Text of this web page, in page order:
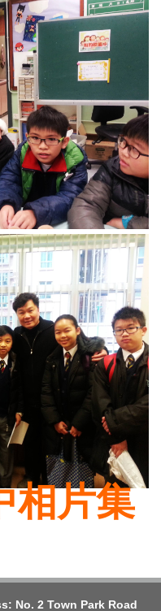
相片集
No. 2 Town Park Road